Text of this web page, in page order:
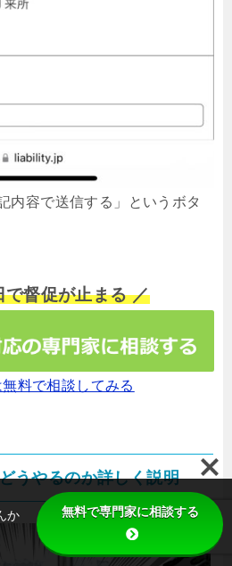
内容で送信する」というボタ
で督促が止まる ／
無料で相談してみる
うやるのか詳しく説明
か
無料で専門家に相談する